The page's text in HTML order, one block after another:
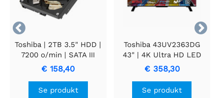


Toshiba | 2TB 3.5" HDD |
7200 o/min | SATA III
(6Gb/s)
€ 158,40
Se produkt
Toshiba 43UV2363DG
43" | 4K Ultra HD LED
Smart TV | VIDAA + Wifi |
Dolby Vision | 50Hz
€ 358,30
Se produkt